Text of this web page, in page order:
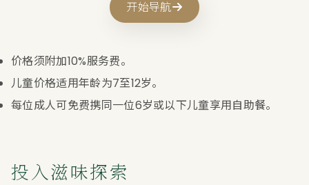
开始导航
价格须附加10%服务费。
儿童价格适用年龄为7至12岁。
每位成人可免费携同一位6岁或以下儿童享用自助餐。
投入滋味探索